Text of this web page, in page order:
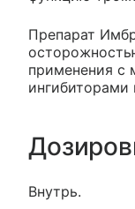
Препарат
применения
ингибиторами
Внутрь.